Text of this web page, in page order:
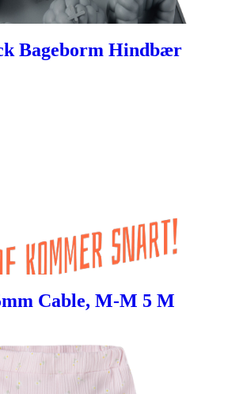
Bageborm Hindbær
Cable, M-M 5 M